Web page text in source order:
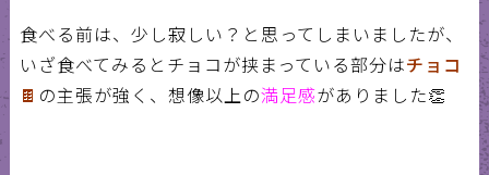
食べる前は、少し寂しい？と思ってしまいましたが、
いざ食べてみるとチョコが挟まっている部分はチョコ
🍫 の主張が強く、想像以上の満足感がありました👏